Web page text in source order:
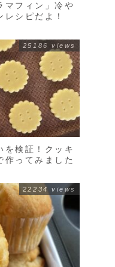
マフィン」冷や
レシピだよ！
を検証！クッキ
作ってみました
25186 views
22234 views